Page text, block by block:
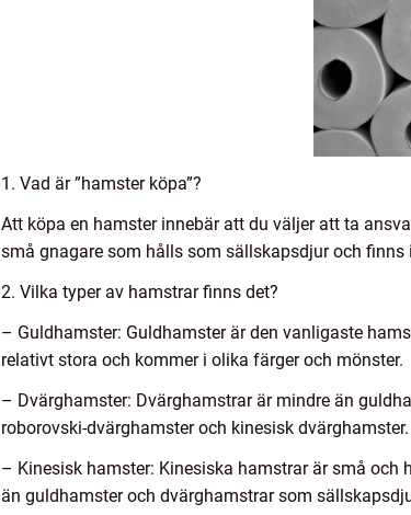
1. Vad är ”hamster köpa”?
Att köpa en hamster innebär att du väljer att ta
små gnagare som hålls som sällskapsdjur och
2. Vilka typer av hamstrar finns det?
– Guldhamster: Guldhamster är den vanligaste
relativt stora och kommer i olika färger och mönster.
– Dvärghamster: Dvärghamstrar är mindre än
roborovski-dvärghamster och kinesisk
– Kinesisk hamster: Kinesiska hamstrar är små
än guldhamster och dvärghamstrar som